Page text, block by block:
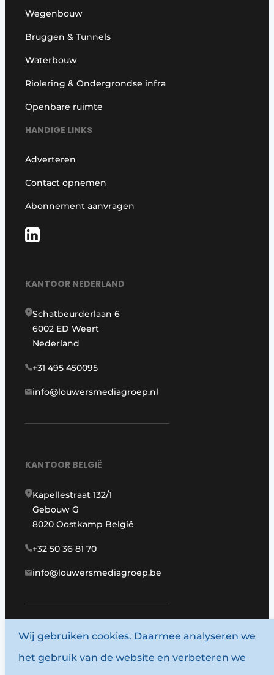
Wegenbouw
Bruggen & Tunnels
Waterbouw
Riolering & Ondergrondse infra
Openbare ruimte
HANDIGE LINKS
Adverteren
Contact opnemen
Abonnement aanvragen
KANTOOR NEDERLAND
Schatbeurderlaan 6
6002 ED Weert
Nederland
+31 495 450095
info@louwersmediagroep.nl
KANTOOR BELGIË
Kapellestraat 132/1
Gebouw G
8020 Oostkamp België
+32 50 36 81 70
info@louwersmediagroep.be
www.louwersmediagroep.com
© 1987 - 2026 Louwersmediagroep.
Wij gebruiken cookies. Daarmee analyseren we
het gebruik van de website en verbeteren we